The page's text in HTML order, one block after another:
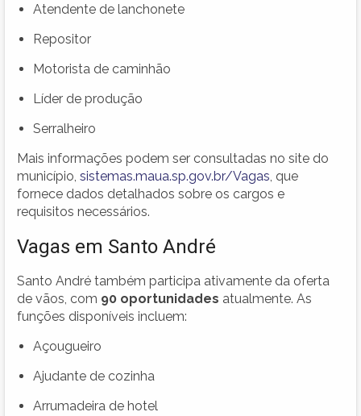
Atendente de lanchonete
Repositor
Motorista de caminhão
Líder de produção
Serralheiro
Mais informações podem ser consultadas no site do
município, sistemas.maua.sp.gov.br/Vagas , que
fornece dados detalhados sobre os cargos e
requisitos necessários.
Vagas em Santo André
Santo André também participa ativamente da oferta
de vãos, com 90 oportunidades atualmente. As
funções disponíveis incluem:
Açougueiro
Ajudante de cozinha
Arrumadeira de hotel